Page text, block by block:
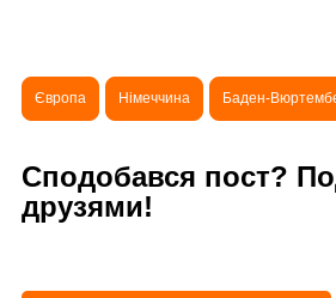
Європа Німеччина Баден-
Сподобався пост?
друзями!